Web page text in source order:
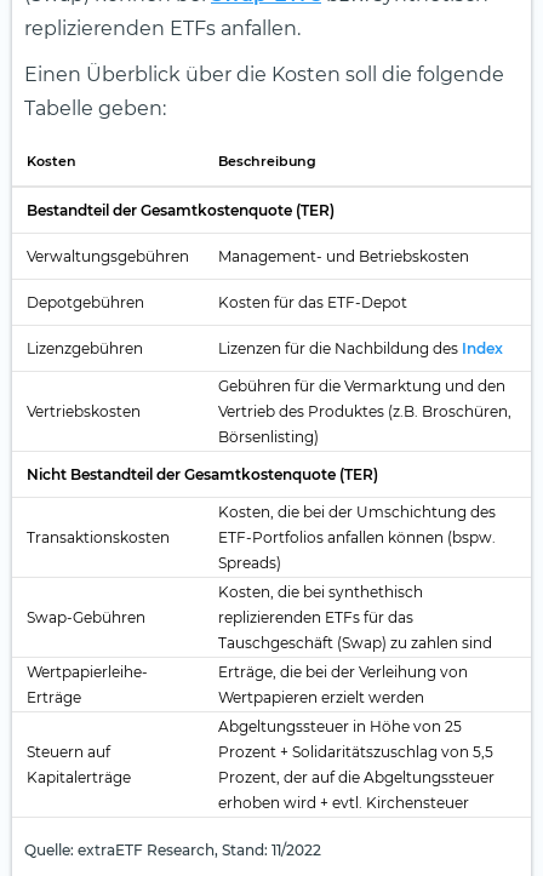
replizierenden ETFs anfallen.
Einen Überblick über die Kosten soll die folgende
Tabelle geben:
Kosten Beschreibung
Bestandteil der Gesamtkostenquote (TER)
Verwaltungsgebühren Management- und Betriebskosten
Depotgebühren Kosten für das ETF-Depot
Lizenzgebühren Lizenzen für die Nachbildung des Index
Vertriebskosten
Gebühren für die Vermarktung und den
Vertrieb des Produktes (z.B. Broschüren,
Börsenlisting)
Nicht Bestandteil der Gesamtkostenquote (TER)
Transaktionskosten
Kosten, die bei der Umschichtung des
ETF-Portfolios anfallen können (bspw.
Spreads)
Swap-Gebühren
Kosten, die bei synthethisch
replizierenden ETFs für das
Tauschgeschäft (Swap) zu zahlen sind
Wertpapierleihe-
Erträge
Erträge, die bei der Verleihung von
Wertpapieren erzielt werden
Steuern auf
Kapitalerträge
Abgeltungssteuer in Höhe von 25
Prozent + Solidaritätszuschlag von 5,5
Prozent, der auf die Abgeltungssteuer
erhoben wird + evtl. Kirchensteuer
Quelle: extraETF Research, Stand: 11/2022